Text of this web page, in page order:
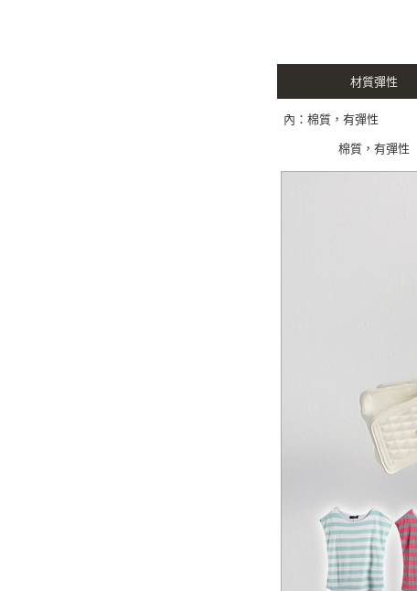
材質彈性
內：棉質，有彈
棉質，有彈性